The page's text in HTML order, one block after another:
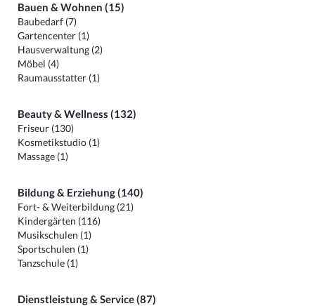
Bauen & Wohnen (15)
Baubedarf (7)
Gartencenter (1)
Hausverwaltung (2)
Möbel (4)
Raumausstatter (1)
Beauty & Wellness (132)
Friseur (130)
Kosmetikstudio (1)
Massage (1)
Bildung & Erziehung (140)
Fort- & Weiterbildung (21)
Kindergärten (116)
Musikschulen (1)
Sportschulen (1)
Tanzschule (1)
Dienstleistung & Service (87)